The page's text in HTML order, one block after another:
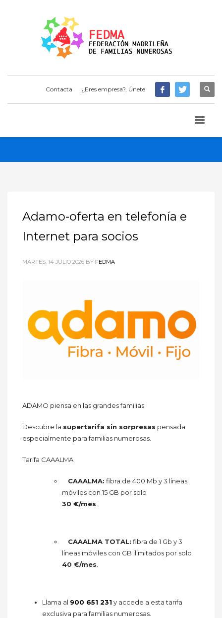
Contacta ¿Eres empresa?, Únete
Adamo-oferta en telefonía e
Internet para socios
MARTES, 14 JULIO 2026 BY FEDMA
ADAMO piensa en las grandes familias
Descubre la supertarifa sin sorpresas pensada
especialmente para familias numerosas.
Tarifa CAAALMA
CAAALMA: fibra de 400 Mb y 3 líneas
móviles con 15 GB por solo
30 €/mes
CAAALMA TOTAL: fibra de 1 Gb y 3
líneas móviles con GB ilimitados por solo
40 €/mes
Llama al 900 651 231 y accede a esta tarifa
exclusiva para familias numerosas.